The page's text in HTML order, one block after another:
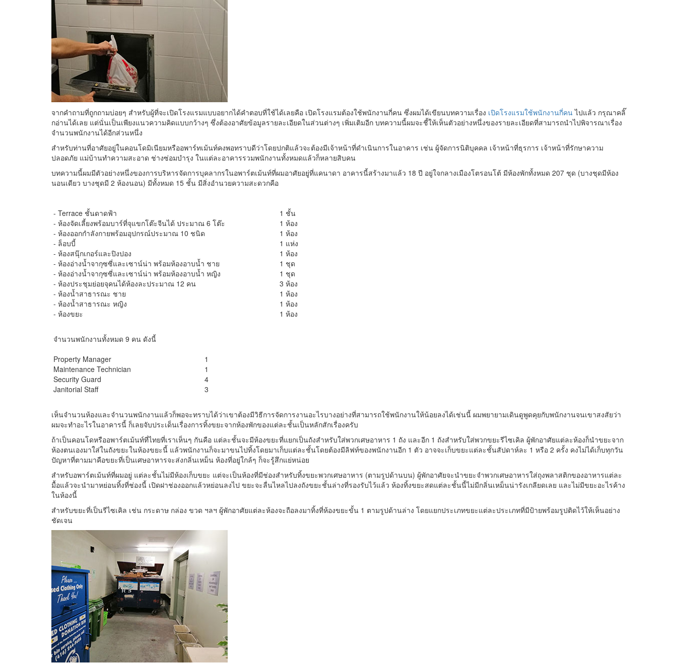
จากคำถามที่ถูกถามบ่อยๆ สำหรับผู้ที่จะเปิดโรงแรมแบบอยากได้คำตอบที่ใช้ได้เลยคือ เปิดโรงแรมต้องใช้พนักงานกี่คน ซึ่งผมได้เขียนบทความเรื่อง เปิดโรงแรมใช้พนักงานกี่คนไปแล้ว กรุณาคลิ๊
กอ่านได้เลย แต่นั่นเป็นเพียงแนวความคิดแบบกว้างๆ ซึ่งต้องอาศัยข้อมูลรายละเอียดในส่วนต่างๆ เพิ่มเติมอีก บทความนี้ผมจะชี้ให้เห็นตัวอย่างหนึ่งของรายละเอียดที่สามารถนำไปพิจารณาเรื่อง
จำนวนพนักงานได้อีกส่วนหนึ่ง
สำหรับท่านที่อาศัยอยู่ในคอนโดมิเนียมหรืออพาร์ทเม้นท์คงพอทราบดีว่าโดยปกติแล้วจะต้องมีเจ้าหน้าที่ดำเนินการในอาคาร เช่น ผู้จัดการนิติบุคคล เจ้าหน้าที่ธุรการ เจ้าหน้าที่รักษาความ
ปลอดภัย แม่บ้านทำความสะอาด ช่างซ่อมบำรุง ในแต่ละอาคารรวมพนักงานทั้งหมดแล้วก็หลายสิบคน
บทความนี้ผมมีตัวอย่างหนึ่งของการบริหารจัดการบุคลากรในอพาร์ตเม้นท์ที่ผมอาศัยอยู่ที่แคนาดา อาคารนี้สร้างมาแล้ว 18 ปี อยู่ใจกลางเมืองโตรอนโต้ มีห้องพักทั้งหมด 207 ชุด (บางชุดมีห้อง
นอนเดียว บางชุดมี 2 ห้องนอน) มีทั้งหมด 15 ชั้น มีสิ่งอำนวยความสะดวกคือ
- Terrace ชั้นดาดฟ้า
1 ชั้น
- ห้องจัดเลี้ยงพร้อมบาร์ที่จุแขกโต๊ะจีนได้ ประมาณ 6 โต๊ะ
1 ห้อง
- ห้องออกกำลังกายพร้อมอุปกรณ์ประมาณ 10 ชนิด
1 ห้อง
- ล็อบบี้
1 แห่ง
- ห้องสนุ๊กเกอร์และปิงปอง
1 ห้อง
- ห้องอ่างน้ำจากุซซี่และเซาน์น่า พร้อมห้องอาบน้ำ ชาย
1 ชุด
- ห้องอ่างน้ำจากุซซี่และเซาน์น่า พร้อมห้องอาบน้ำ หญิง
1 ชุด
- ห้องประชุมย่อยจุคนได้ห้องละประมาณ 12 คน
3 ห้อง
- ห้องน้ำสาธารณะ ชาย
1 ห้อง
- ห้องน้ำสาธารณะ หญิง
1 ห้อง
- ห้องขยะ
1 ห้อง
จำนวนพนักงานทั้งหมด 9 คน ดังนี้
Property Manager
1
Maintenance Technician
1
Security Guard
4
Janitorial Staff
3
เห็นจำนวนห้องและจำนวนพนักงานแล้วก็พอจะทราบได้ว่าเขาต้องมีวิธีการจัดการงานอะไรบางอย่างที่สามารถใช้พนักงานให้น้อยลงได้เช่นนี้ ผมพยายามเดินดูพูดคุยกับพนักงานจนเขาสงสัยว่า
ผมจะทำอะไรในอาคารนี้ ก็เลยจับประเด็นเรื่องการทิ้งขยะจากห้องพักของแต่ละชั้นเป็นหลักสักเรื่องครับ
ถ้าเป็นคอนโดหรืออพาร์ตเม้นท์ที่ไทยที่เราเห็นๆ กันคือ แต่ละชั้นจะมีห้องขยะที่แยกเป็นถังสำหรับใส่พวกเศษอาหาร 1 ถัง และอีก 1 ถังสำหรับใส่พวกขยะรีไซเคิล ผู้พักอาศัยแต่ละห้องก็นำขยะจาก
ห้องตนเองมาใส่ในถังขยะในห้องขยะนี้ แล้วพนักงานก็จะมาขนไปทิ้งโดยมาเก็บแต่ละชั้นโดยต้องมีลิฟท์ของพนักงานอีก 1 ตัว อาจจะเก็บขยะแต่ละชั้นสัปดาห์ละ 1 หรือ 2 ครั้ง คงไม่ได้เก็บทุกวัน
ปัญหาที่ตามมาคือขยะที่เป็นเศษอาหารจะส่งกลิ่นเหม็น ห้องที่อยู่ใกล้ๆ ก็จะรู้สึกแย่หน่อย
สำหรับอพาร์ตเม้นท์ที่ผมอยู่ แต่ละชั้นไม่มีห้องเก็บขยะ แต่จะเป็นห้องที่มีช่องสำหรับทิ้งขยะพวกเศษอาหาร (ตามรูปด้านบน) ผู้พักอาศัยจะนำขยะจำพวกเศษอาหารใส่ถุงพลาสติกของอาหารแต่ละ
มื้อแล้วจะนำมาหย่อนทิ้งที่ช่องนี้ เปิดฝาช่องออกแล้วหย่อนลงไป ขยะจะลื่นไหลไปลงถังขยะชั้นล่างที่รองรับไว้แล้ว ห้องทิ้งขยะสดแต่ละชั้นนี้ไม่มีกลิ่นเหม็นน่ารังเกลียดเลย และไม่มีขยะอะไรค้าง
ในห้องนี้
สำหรับขยะที่เป็นรีไซเคิล เช่น กระดาษ กล่อง ขวด ฯลฯ ผู้พักอาศัยแต่ละห้องจะถือลงมาทิ้งที่ห้องขยะขั้น 1 ตามรูปด้านล่าง โดยแยกประเภทขยะแต่ละประเภทที่มีป้ายพร้อมรูปติดไว้ให้เห็นอย่าง
ชัดเจน